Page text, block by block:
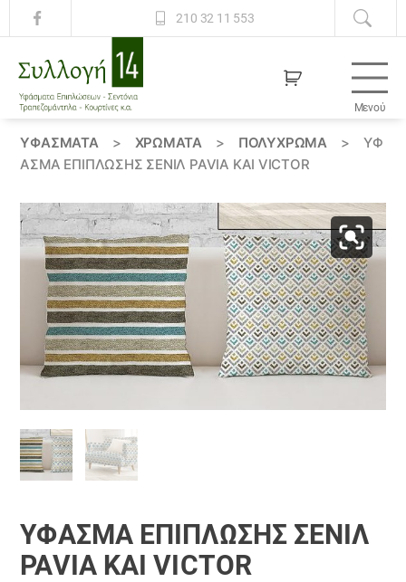
210 32 11 553
14
Μενού
ΥΦΆΣΜΑΤΑ > ΧΡΏΜΑΤΑ > ΠΟΛΥΧΡΩΜΑ >
ΎΦ
ΑΣΜΑ ΕΠΊΠΛΩΣΗΣ ΣΕΝΊΛ PAVIA ΚΑΙ VICTOR
ΎΦΑΣΜΑ ΕΠΊΠΛΩΣΗΣ ΣΕΝΊΛ
PAVIA ΚΑΙ VICTOR